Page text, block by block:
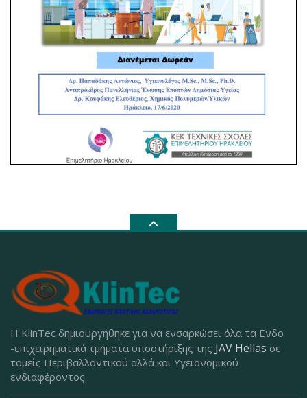
Η KlinTec δημιουργήθηκε για να ενσαρκώσει όλα τα Ενδο
-επιχειρηματικά τμήματα υποστήριξης της JAV Hellas σε
τομείς Περιβαλλοντικού αλλά και Υγειονομικού
ενδιαφέροντος.